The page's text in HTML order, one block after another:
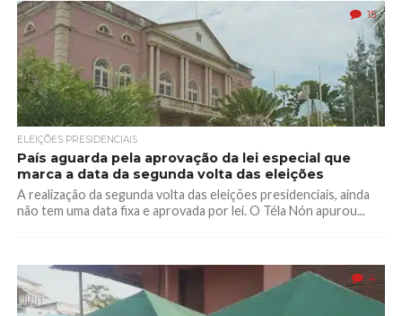
15
ELEIÇÕES PRESIDENCIAIS
País aguarda pela aprovação da lei especial que
marca a data da segunda volta das eleições
A realização da segunda volta das eleições presidenciais, ainda
não tem uma data fixa e aprovada por lei. O Téla Nón apurou...
4